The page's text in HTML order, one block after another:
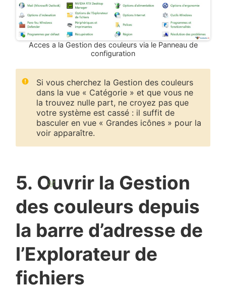
Acces a la Gestion des couleurs via le Panneau de
configuration
Si vous cherchez la Gestion des couleurs
dans la vue « Catégorie » et que vous ne
la trouvez nulle part, ne croyez pas que
votre système est cassé : il suffit de
basculer en vue « Grandes icônes » pour la
voir apparaître.
5. Ouvrir la Gestion
des couleurs depuis
la barre d’adresse de
l’Explorateur de
fichiers